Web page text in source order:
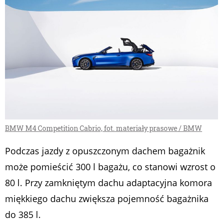
BMW M4 Competition Cabrio, fot. materiały prasowe / BMW
Podczas jazdy z opuszczonym dachem bagażnik
może pomieścić 300 l bagażu, co stanowi wzrost o
80 l. Przy zamkniętym dachu adaptacyjna komora
miękkiego dachu zwiększa pojemność bagażnika
do 385 l.